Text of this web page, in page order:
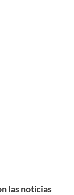
las noticias